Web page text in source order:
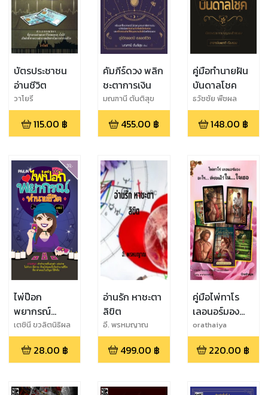
บัตรประชาชน
อ่านชีวิต
วาโยรี
115.00 ฿
คัมภีร์ดวง พลิก
ชะตาการเงิน
มณฑานี ตันติสุข
455.00 ฿
คู่มือทำนายฝัน
บันดาลโชค
ธวัชชัย พืชผล
148.00 ฿
ไพ่ป๊อก
พยากรณ์
ทำนายชีวิต
เตชินี ขวลิตนิธิผล
ลาภ
28.00 ฿
อ่านรัก หาชะตา
ลิขิต
อี. พรหมญาณ
499.00 ฿
คู่มือไพ่ทาโร
เลอนอร์มอง
อะไร...ที่ซ่อน
ไว้...ในใจเธอ
orathaiya
220.00 ฿